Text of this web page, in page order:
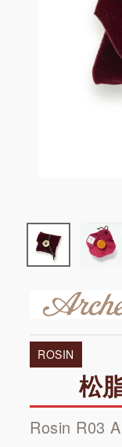
ROSIN
松
Rosin R03